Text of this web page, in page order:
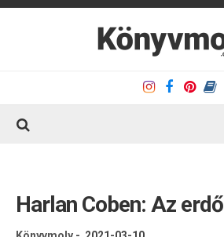
Könyvajánló
Harlan Coben: Az erdő